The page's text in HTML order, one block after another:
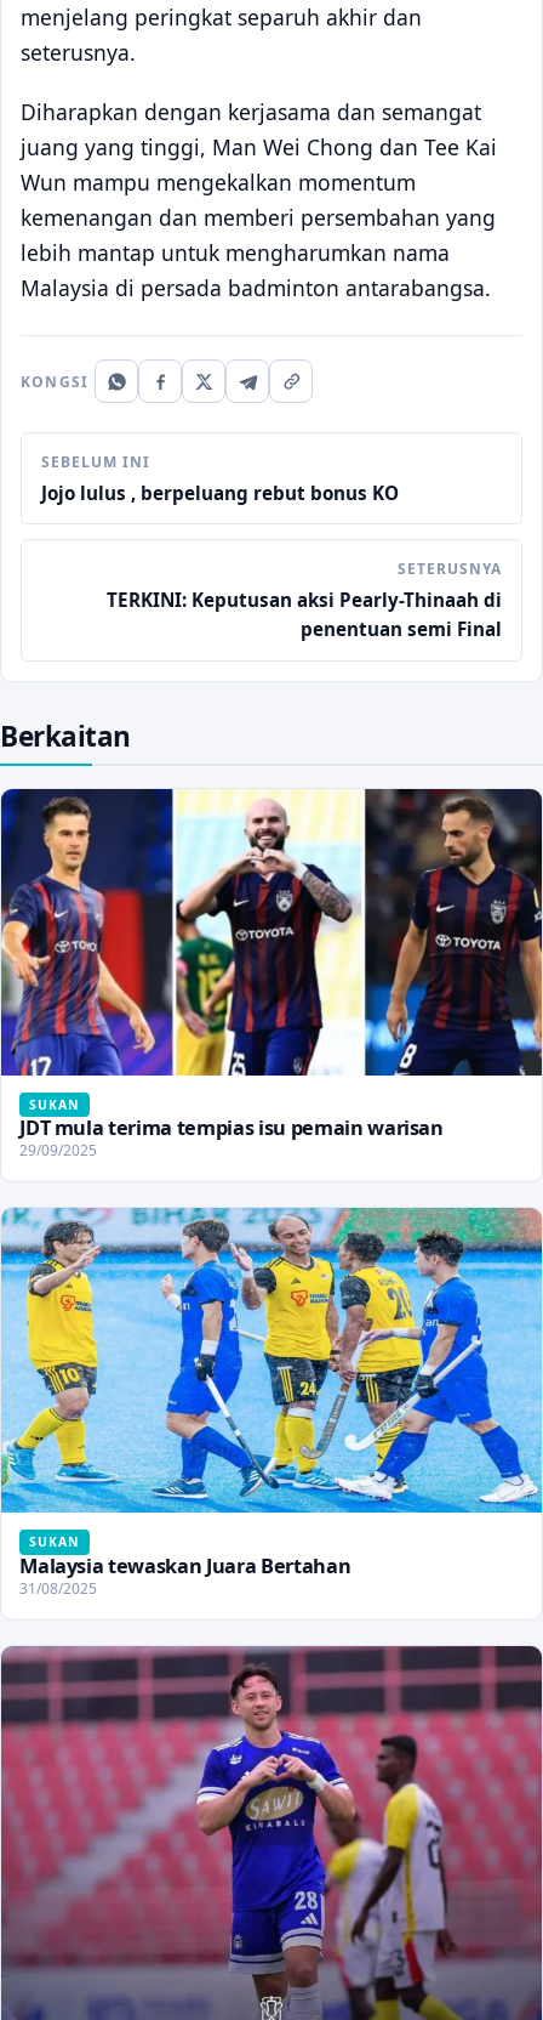
menjelang peringkat separuh akhir dan
seterusnya.
Diharapkan dengan kerjasama dan semangat
juang yang tinggi, Man Wei Chong dan Tee Kai
Wun mampu mengekalkan momentum
kemenangan dan memberi persembahan yang
lebih mantap untuk mengharumkan nama
Malaysia di persada badminton antarabangsa.
KONGSI
SEBELUM INI
Jojo lulus , berpeluang rebut bonus KO
SETERUSNYA
TERKINI: Keputusan aksi Pearly-Thinaah di
penentuan semi Final
Berkaitan
SUKAN
JDT mula terima tempias isu pemain warisan
29/09/2025
SUKAN
Malaysia tewaskan Juara Bertahan
31/08/2025